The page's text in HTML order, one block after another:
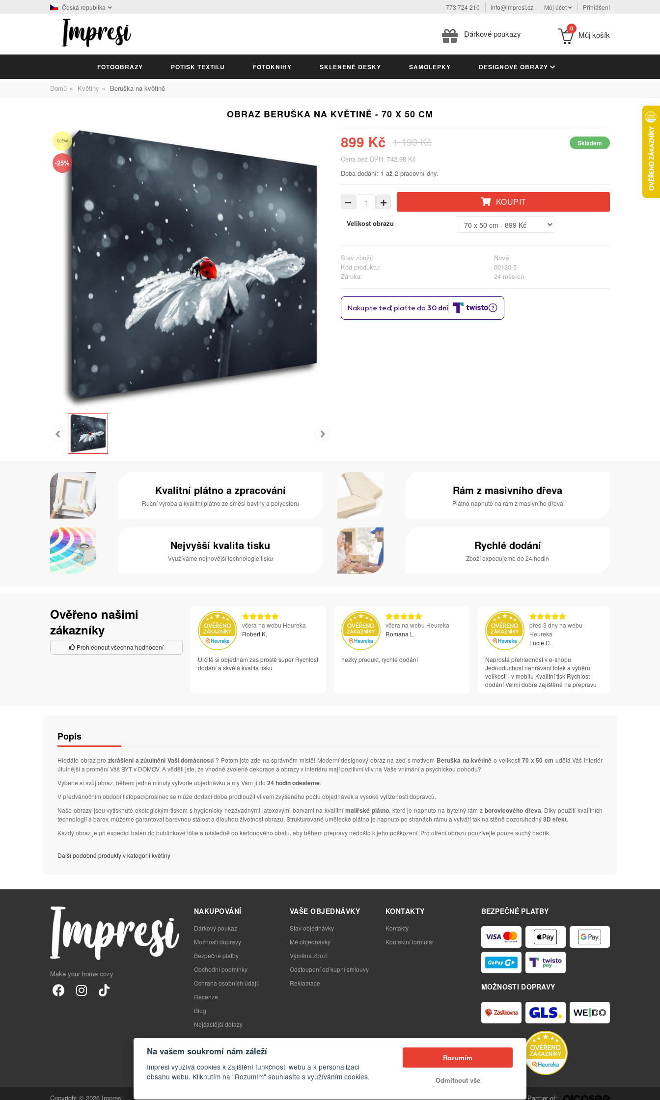
Česká republika 773 724 210 info@impresi.cz Můj účet Přihlášení
Dárkové poukazy
0
Můj košík
FOTOOBRAZY POTISK TEXTILU FOTOKNIHY SKLENĚNÉ DESKY SAMOLEPKY DESIGNOVÉ OBRAZY
Domů » Květiny » Beruška na květině
OBRAZ BERUŠKA NA KVĚTINĚ - 70 X 50 CM
SLEVA
-25%
899 Kč 1 199 Kč Skladem
Cena bez DPH: 742,98 Kč
Doba dodání: 1 až 2 pracovní dny.
KOUPIT
Velikost obrazu
Stav zboží:
Nové
Kód produktu:
00130-5
Záruka:
24 měsíců
Kvalitní plátno a zpracování
Ruční výroba a kvalitní plátno ze směsi bavlny a polyesteru
Rám z masivního dřeva
Plátno napnuté na rám z masivního dřeva
Nejvyšší kvalita tisku
Využíváme nejnovější technologie tisku
Rychlé dodání
Zboží expedujeme do 24 hodin
Ověřeno našimi
zákazníky
Prohlédnout všechna hodnocení
včera na webu Heureka
Robert K.
Určitě si objednám zas prostě super Rychlost
dodání a skvělá kvalita tisku
včera na webu Heureka
Romana L.
hezký produkt, rychlé dodání
před 3 dny na webu
Heureka
Lucie C.
Naprostá přehlednost v e-shopu
Jednoduchost nahrávání fotek a výběru
velikosti i v mobilu Kvalitní tisk Rychlost
dodání Velmi dobře zajištěné na přepravu
Popis
Hledáte obraz pro zkrášlení a zútulnění Vaší domácnosti ? Potom jste zde na správném místě! Moderní designový obraz na zeď s motivem Beruška na květině o velikosti70 x 50 cm udělá Váš interiér
útulnější a promění Váš BYT v DOMOV. A věděli jste, že vhodně zvolené dekorace a obrazy v interiéru mají pozitivní vliv na Vaše vnímání a psychickou pohodu?
Vyberte si svůj obraz, během jedné minuty vytvořte objednávku a my Vám ji do 24 hodin odešleme.
V předvánočním období listopad/prosinec se může dodací doba prodloužit vlivem zvýšeného počtu objednávek a vysoké vytíženosti dopravců.
Naše obrazy jsou vytisknuté ekologickým tiskem s hygienicky nezávadnými latexovými barvami na kvalitnímalířské plátno, které je napnuto na bytelný rám z borovicového dřeva. Díky použití kvalitních
technologií a barev, můžeme garantovat barevnou stálost a dlouhou životnost obrazu. Strukturované umělecké plátno je napnuto po stranách rámu a vytváří tak na stěně pozoruhodný3D efekt.
Každý obraz je při expedici balen do bublinkové fólie a následně do kartonového obalu, aby během přepravy nedošlo k jeho poškození. Pro otření obrazu používejte pouze suchý hadřík.
Další podobné produkty v kategorii květiny
Make your home cozy
BEZPEČNÉ PLATBY
MOŽNOSTI DOPRAVY
NAKUPOVÁNÍ
Dárkový poukaz
Možnosti dopravy
Bezpečné platby
Obchodní podmínky
Ochrana osobních údajů
Recenze
Blog
Nejčastější dotazy
VAŠE OBJEDNÁVKY
Stav objednávky
Mé objednávky
Výměna zboží
Odstoupení od kupní smlouvy
Reklamace
KONTAKTY
Kontakty
Kontaktní formulář
Copyright © 2026 Impresi Partner of:
Na vašem soukromí nám záleží
Impresi využívá cookies k zajištění funkčnosti webu a k personalizaci
obsahu webu. Kliknutím na "Rozumím" souhlasíte s využíváním cookies.
Rozumím
Odmítnout vše